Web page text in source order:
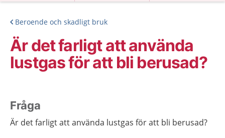
Beroende och skadligt bruk
Är det farligt att använda
lustgas för att bli berusad?
Fråga
Är det farligt att använda lustgas för att bli berusad?